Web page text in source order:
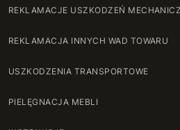
REKLAMACJE USZKODZEŃ
REKLAMACJA INNYCH WAD TOWARU
USZKODZENIA TRANSPORTOWE
PIELĘGNACJA MEBLI